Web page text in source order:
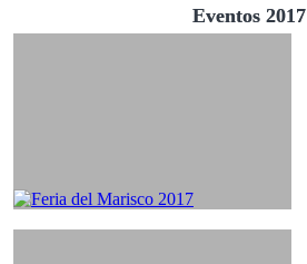
Eventos 2017